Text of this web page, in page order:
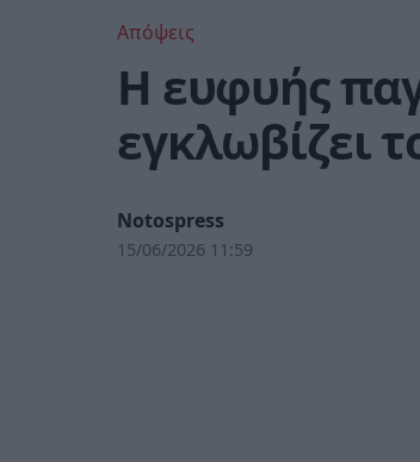
Απόψεις
Η ευφυής
εγκλωβίζει
Notospress
15/06/2026 11:59